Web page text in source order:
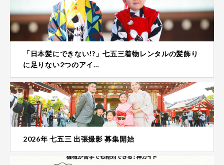
「日本髪にできない!?」七五三着物レンタルの髪飾り
に足りない2つのアイ…
2026年 七五三 出張撮影 募集開始